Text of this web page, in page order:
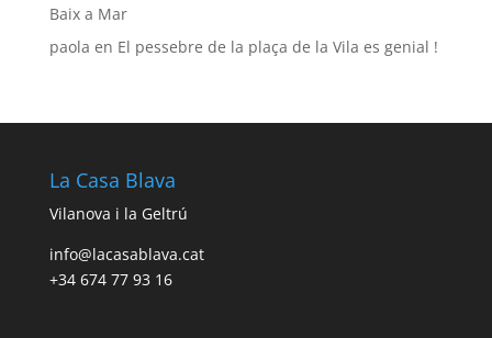
Baix a Mar
paola en El pessebre de la plaça de la Vila es genial !
La Casa Blava
Vilanova i la Geltrú
info@lacasablava.cat
+34 674 77 93 16